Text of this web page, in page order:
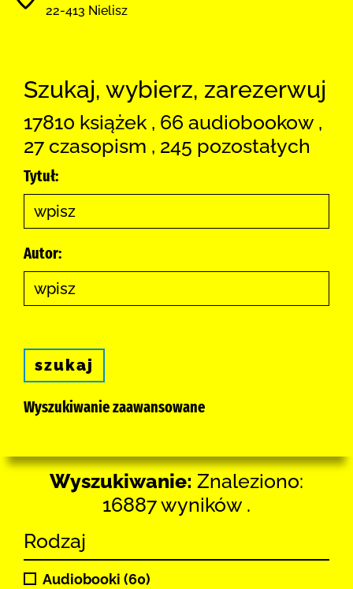
22-413 Nielisz
Szukaj, wybierz, zarezerwuj
17810 książek , 66 audiobookow ,
27 czasopism , 245 pozostałych
Tytuł:
Autor:
szukaj
Wyszukiwanie zaawansowane
Wyszukiwanie: Znaleziono:
16887 wyników .
Rodzaj
Audiobooki (60)